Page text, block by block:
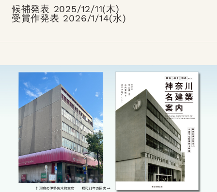
候補発表 2025/12/11(木)
受賞作発表 2026/1/14(水)